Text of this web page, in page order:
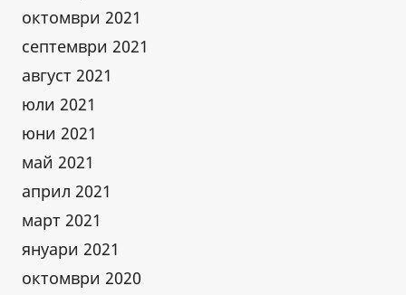
октомври 2021
септември 2021
август 2021
юли 2021
юни 2021
май 2021
април 2021
март 2021
януари 2021
октомври 2020